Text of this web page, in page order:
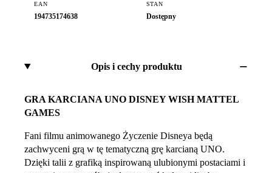
EAN
194735174638
STAN
Dostępny
Opis i cechy produktu
GRA KARCIANA UNO DISNEY WISH MATTEL
GAMES
Fani filmu animowanego Życzenie Disneya będą
zachwyceni grą w tę tematyczną grę karcianą UNO.
Dzięki talii z grafiką inspirowaną ulubionymi postaciami i